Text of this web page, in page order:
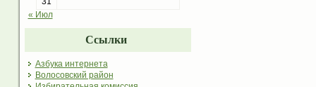
« Июл
Ссылки
Азбука интернета
Волосовский район